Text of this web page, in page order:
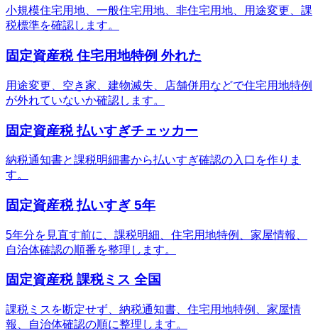
小規模住宅用地、一般住宅用地、非住宅用地、用途変更、課
税標準を確認します。
固定資産税 住宅用地特例 外れた
用途変更、空き家、建物滅失、店舗併用などで住宅用地特例
が外れていないか確認します。
固定資産税 払いすぎチェッカー
納税通知書と課税明細書から払いすぎ確認の入口を作りま
す。
固定資産税 払いすぎ 5年
5年分を見直す前に、課税明細、住宅用地特例、家屋情報、
自治体確認の順番を整理します。
固定資産税 課税ミス 全国
課税ミスを断定せず、納税通知書、住宅用地特例、家屋情
報、自治体確認の順に整理します。